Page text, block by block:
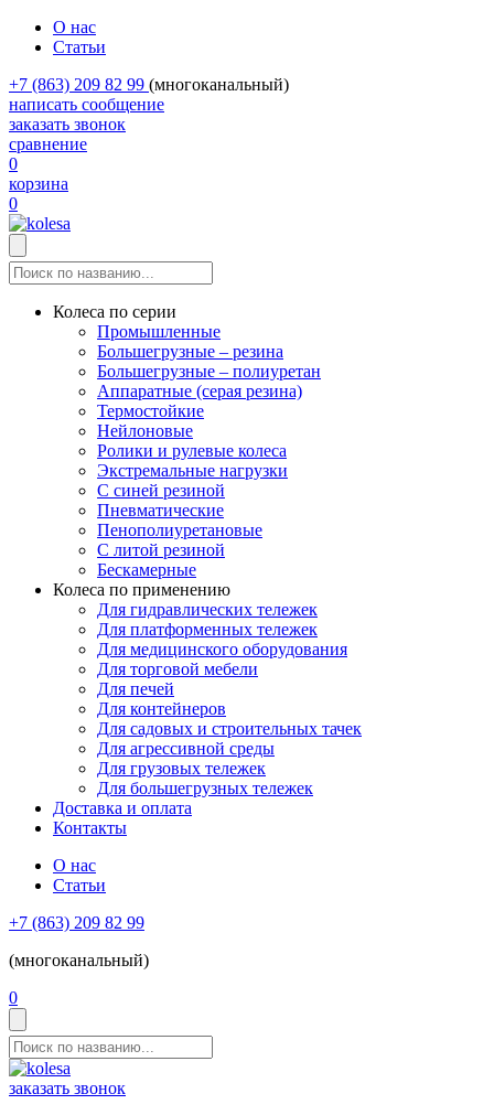
О нас
Статьи
+7 (863) 209 82 99 (многоканальный)
написать сообщение
заказать звонок
сравнение
0
корзина
0
Колеса по серии
Промышленные
Большегрузные – резина
Большегрузные – полиуретан
Аппаратные (серая резина)
Термостойкие
Нейлоновые
Ролики и рулевые колеса
Экстремальные нагрузки
С синей резиной
Пневматические
Пенополиуретановые
С литой резиной
Бескамерные
Колеса по применению
Для гидравлических тележек
Для платформенных тележек
Для медицинского оборудования
Для торговой мебели
Для печей
Для контейнеров
Для садовых и строительных тачек
Для агрессивной среды
Для грузовых тележек
Для большегрузных тележек
Доставка и оплата
Контакты
О нас
Статьи
+7 (863) 209 82 99
(многоканальный)
0
заказать звонок